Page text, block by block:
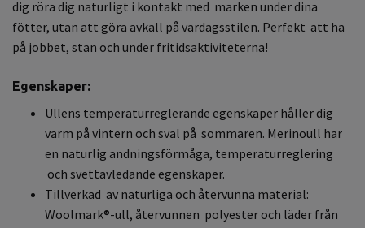
dig röra dig naturligt i kontakt med marken under dina
fötter, utan att göra avkall på vardagsstilen. Perfekt att ha
på jobbet, stan och under fritidsaktiviteterna!
Egenskaper:
Ullens temperaturreglerande egenskaper håller dig
varm på vintern och sval på sommaren. Merinoull har
en naturlig andningsförmåga, temperaturreglering
och svettavledande egenskaper.
Tillverkad av naturliga och återvunna material:
Woolmark®-ull, återvunnen polyester och läder från